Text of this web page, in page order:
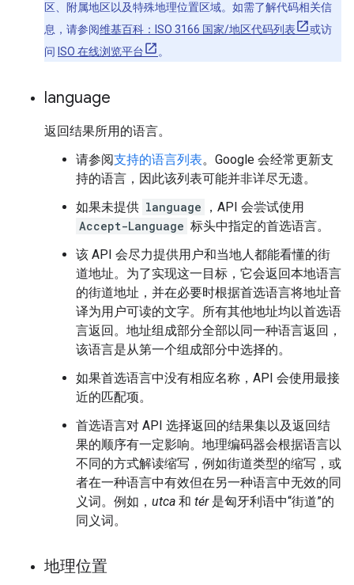
区、附属地区以及特殊地理位置区域。如需了解代码相关信
息，请参阅维基百科：ISO 3166 国家/地区代码列表
或访
问 ISO 在线浏览平台 。
language
返回结果所用的语言。
请参阅支持的语言列表。Google 会经常更新支
持的语言，因此该列表可能并非详尽无遗。
如果未提供 language
，API 会尝试使用
Accept-Language 标头中指定的首选语言。
该 API 会尽力提供用户和当地人都能看懂的街
道地址。为了实现这一目标，它会返回本地语言
的街道地址，并在必要时根据首选语言将地址音
译为用户可读的文字。所有其他地址均以首选语
言返回。地址组成部分全部以同一种语言返回，
该语言是从第一个组成部分中选择的。
如果首选语言中没有相应名称，API 会使用最接
近的匹配项。
首选语言对 API 选择返回的结果集以及返回结
果的顺序有一定影响。地理编码器会根据语言以
不同的方式解读缩写，例如街道类型的缩写，或
者在一种语言中有效但在另一种语言中无效的同
义词。例如， utca 和 tér是匈牙利语中“街道”的
同义词。
地理位置